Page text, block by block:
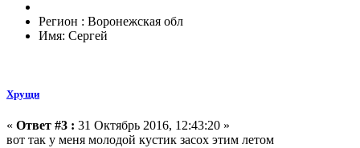
Регион : Воронежская обл
Имя: Сергей
Хрущи
« Ответ #3 : 31 Октябрь 2016, 12:43:20 »
вот так у меня молодой кустик засох этим летом